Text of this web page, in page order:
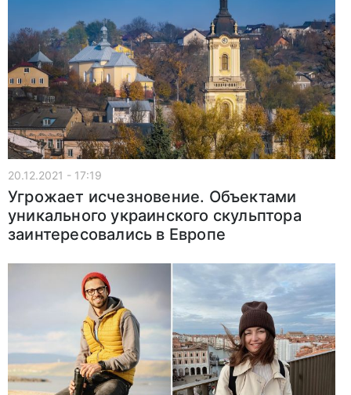
20.12.2021 - 17:19
Угрожает исчезновение. Объектами
уникального украинского скульптора
заинтересовались в Европе